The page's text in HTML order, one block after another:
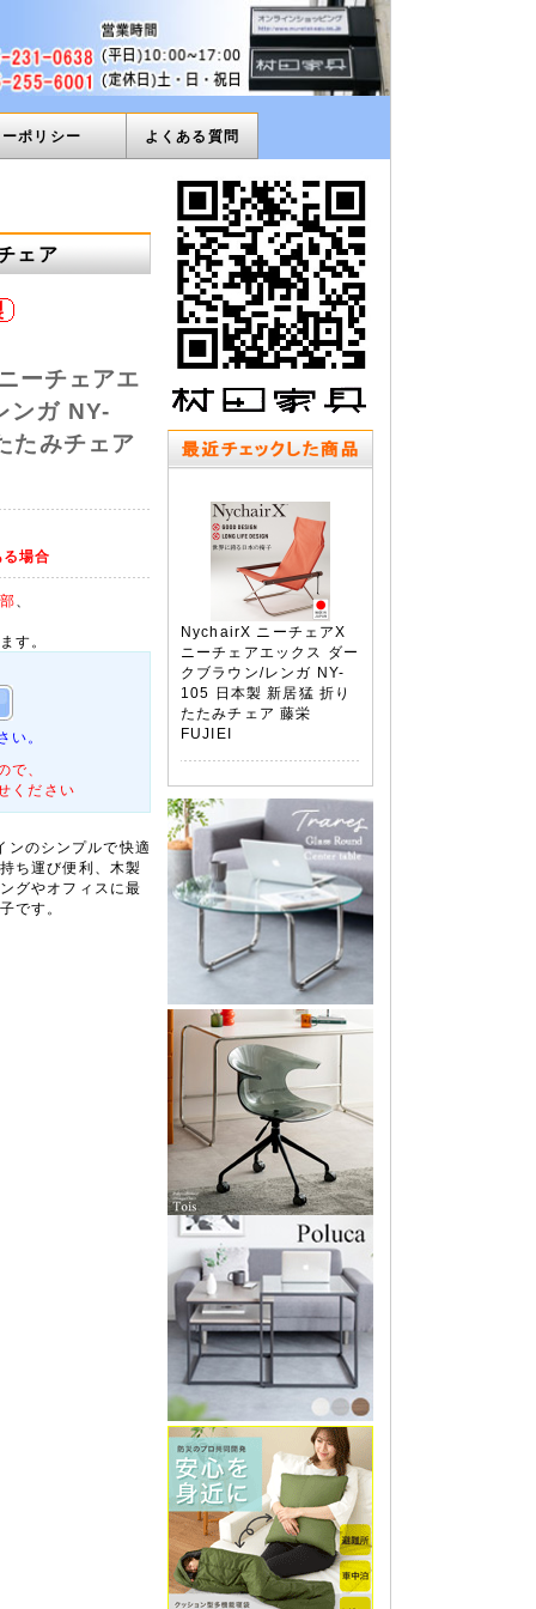
ポリシー よくある質問
ェア
ーチェアエ
ンガ NY-
たみチェア
場合
す。
い。
で、
ください
のシンプルで快適
ち運び便利、木製
グやオフィスに最
です。
NychairX ニーチェアX
ニーチェアエックス ダー
クブラウン/レンガ NY-
105 日本製 新居猛 折り
たたみチェア 藤栄
FUJIEI